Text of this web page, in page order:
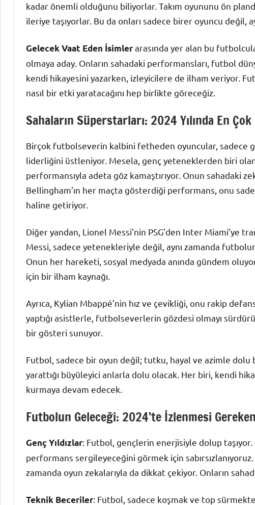
kadar önemli olduğunu biliyorlar. Takım oyununu ön
ileriye taşıyorlar. Bu da onları sadece birer oyuncu değil,
Gelecek Vaat Eden İsimlerarasında yer alan bu
olmaya aday. Onların sahadaki performansları, futbol
kendi hikayesini yazarken, izleyicilere de ilham veriyor.
nasıl bir etki yaratacağını hep birlikte göreceğiz.
Sahaların Süperstarları: 2024 Yılında En
Birçok futbolseverin kalbini fetheden oyuncular, sadece
liderliğini üstleniyor. Mesela, genç yeteneklerden biri
performansıyla adeta göz kamaştırıyor. Onun sahadaki
Bellingham’ın her maçta gösterdiği performans, onu
haline getiriyor.
Diğer yandan, Lionel Messi’nin PSG’den Inter Miami’ye
Messi, sadece yetenekleriyle değil, aynı zamanda
Onun her hareketi, sosyal medyada anında gündem
için bir ilham kaynağı.
Ayrıca, Kylian Mbappé’nin hız ve çevikliği, onu rakip
yaptığı asistlerle, futbolseverlerin gözdesi olmayı
bir gösteri sunuyor.
Futbol, sadece bir oyun değil; tutku, hayal ve azimle dolu
yarattığı büyüleyici anlarla dolu olacak. Her biri, kendi
kurmaya devam edecek.
Futbolun Geleceği: 2024’te İzlenmesi
Genç Yıldızlar: Futbol, gençlerin enerjisiyle dolup taşıyor.
performans sergileyeceğini görmek için
zamanda oyun zekalarıyla da dikkat çekiyor. Onların
Teknik Beceriler: Futbol, sadece koşmak ve top